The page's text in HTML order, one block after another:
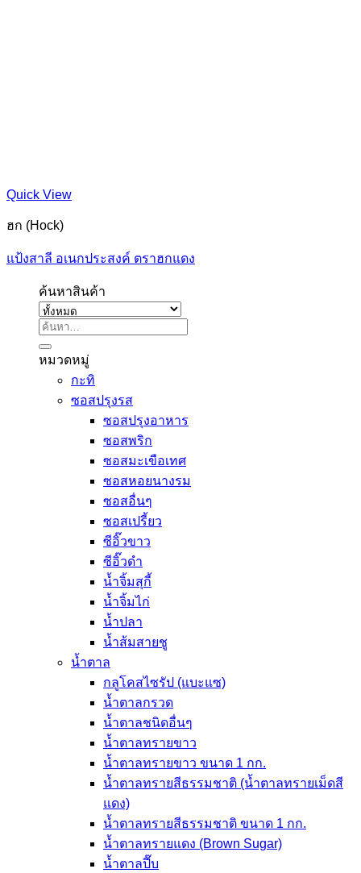
Quick View
ฮก (Hock)
แป้งสาลี อเนกประสงค์ ตราฮกแดง
ค้นหาสินค้า
ค้นหา:
หมวดหมู่
กะทิ
ซอสปรุงรส
ซอสปรุงอาหาร
ซอสพริก
ซอสมะเขือเทศ
ซอสหอยนางรม
ซอสอื่นๆ
ซอสเปรี้ยว
ซีอิ๊วขาว
ซีอิ๊วดำ
น้ำจิ้มสุกี้
น้ำจิ้มไก่
น้ำปลา
น้ำส้มสายชู
น้ำตาล
กลูโคสไซรัป (แบะแซ)
น้ำตาลกรวด
น้ำตาลชนิดอื่นๆ
น้ำตาลทรายขาว
น้ำตาลทรายขาว ขนาด 1 กก.
น้ำตาลทรายสีธรรมชาติ (น้ำตาลทรายเม็ดสี
แดง)
น้ำตาลทรายสีธรรมชาติ ขนาด 1 กก.
น้ำตาลทรายแดง (Brown Sugar)
น้ำตาลปี๊บ